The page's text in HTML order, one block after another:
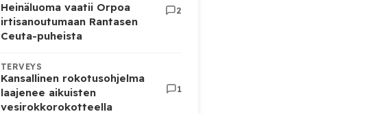
Heinäluoma vaatii Orpoa
irtisanoutumaan Rantasen
Ceuta-puheista
2
TERVEYS
Kansallinen rokotusohjelma
laajenee aikuisten
vesirokkorokotteella
1